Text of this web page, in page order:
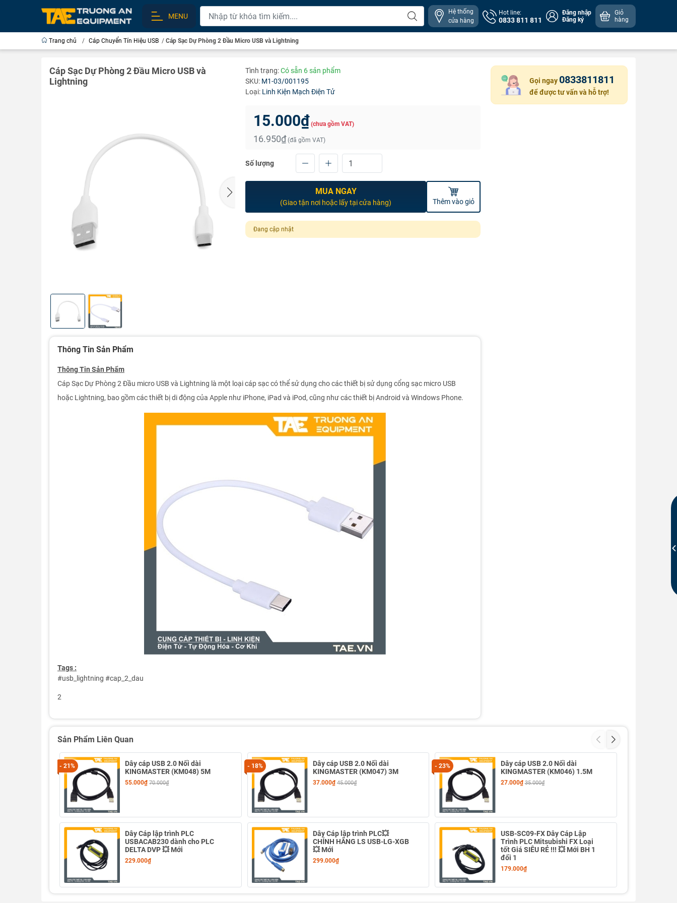
MENU
Hệ thống
cửa hàng
Hot line:
0833 811 811
Đăng nhập
Đăng ký
Giỏ
hàng
Trang chủ / Cáp Chuyển Tín Hiệu USB / Cáp Sạc Dự Phòng 2 Đầu Micro USB và Lightning
Cáp Sạc Dự Phòng 2 Đầu Micro USB và
Lightning
Tình trạng:Có sẵn 6 sản phẩm
SKU: M1-03/001195
Loại: Linh Kiện Mạch Điện Tử
15.000₫ (chưa gồm VAT)
16.950₫ (đã gồm VAT)
Số lượng
MUA NGAY
(Giao tận nơi hoặc lấy tại cửa hàng) Thêm vào giỏ
Đang cập nhật
Gọi ngay 0833811811
để được tư vấn và hỗ trợ!
Thông Tin Sản Phẩm
Thông Tin Sản Phẩm
Cáp Sạc Dự Phòng 2 Đầu micro USB và Lightning là một loại cáp sạc có thể sử dụng cho các thiết bị sử dụng cổng sạc micro USB
hoặc Lightning, bao gồm các thiết bị di động của Apple như iPhone, iPad và iPod, cũng như các thiết bị Android và Windows Phone.
Tags :
#usb_lightning #cap_2_dau
2
Sản Phẩm Liên Quan
- 21%
Dây cáp USB 2.0 Nối dài
KINGMASTER (KM048) 5M
55.000₫ 70.000₫
- 18%
Dây cáp USB 2.0 Nối dài
KINGMASTER (KM047) 3M
37.000₫ 45.000₫
- 23%
Dây cáp USB 2.0 Nối dài
KINGMASTER (KM046) 1.5M
27.000₫ 35.000₫
Dây Cáp lập trình PLC
USBACAB230 dành cho PLC
DELTA DVP 💥 Mới
229.000₫
Dây Cáp lập trình PLC💥
CHÍNH HÃNG LS USB-LG-XGB
💥 Mới
299.000₫
USB-SC09-FX Dây Cáp Lập
Trình PLC Mitsubishi FX Loại
tốt Giá SIÊU RẺ !!! 💥 Mới BH 1
đổi 1
179.000₫